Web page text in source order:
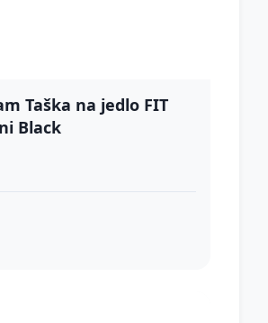
Taška na jedlo FIT
Black